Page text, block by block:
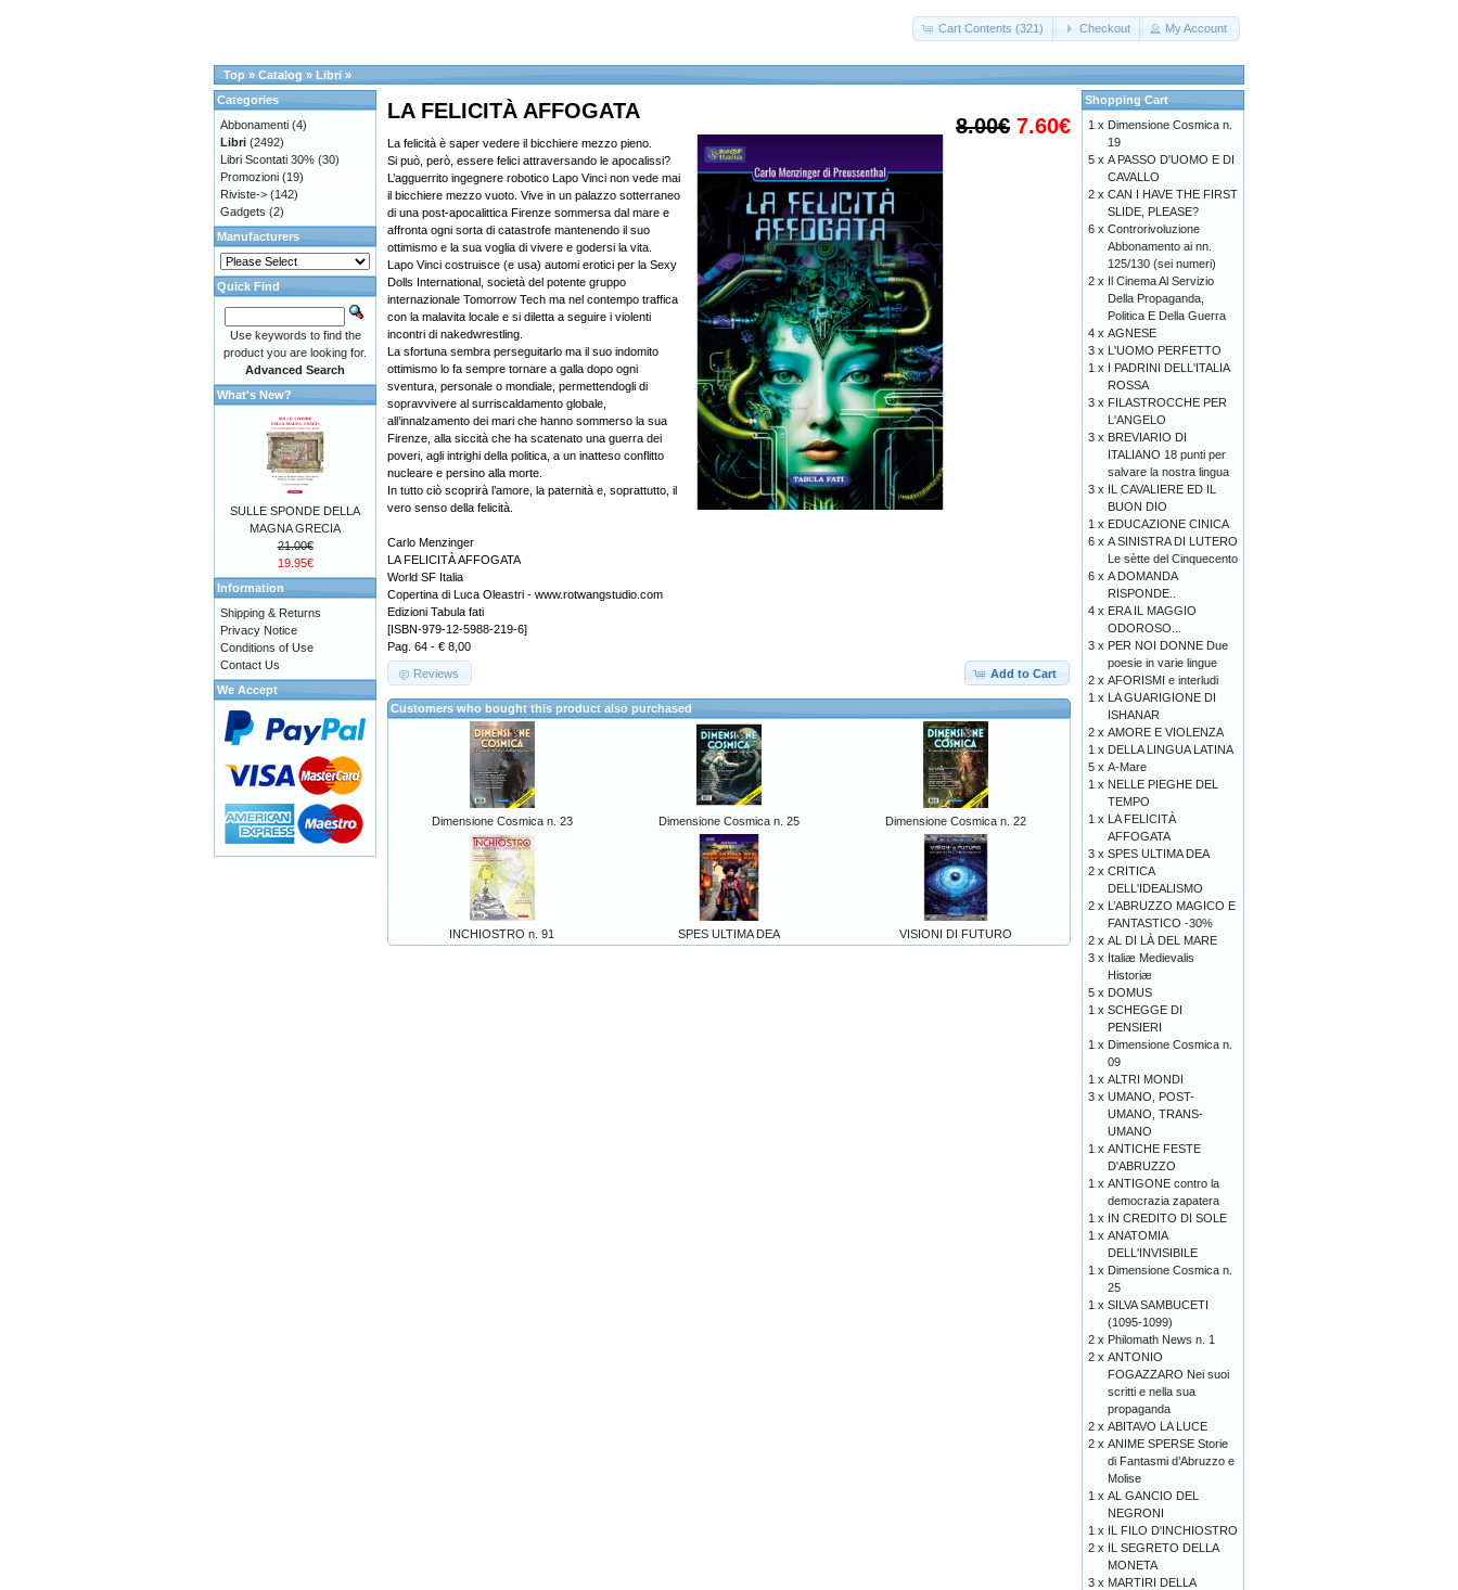
Cart Contents (321) Checkout My Account
Top » Catalog » Libri »
8.00€ 7.60€
LA FELICITÀ AFFOGATA
La felicità è saper vedere il bicchiere mezzo pieno.
Si può, però, essere felici attraversando le apocalissi?
L’agguerrito ingegnere robotico Lapo Vinci non vede mai
il bicchiere mezzo vuoto. Vive in un palazzo sotterraneo
di una post-apocalittica Firenze sommersa dal mare e
affronta ogni sorta di catastrofe mantenendo il suo
ottimismo e la sua voglia di vivere e godersi la vita.
Lapo Vinci costruisce (e usa) automi erotici per la Sexy
Dolls International, società del potente gruppo
internazionale Tomorrow Tech ma nel contempo traffica
con la malavita locale e si diletta a seguire i violenti
incontri di nakedwrestling.
La sfortuna sembra perseguitarlo ma il suo indomito
ottimismo lo fa sempre tornare a galla dopo ogni
sventura, personale o mondiale, permettendogli di
sopravvivere al surriscaldamento globale,
all’innalzamento dei mari che hanno sommerso la sua
Firenze, alla siccità che ha scatenato una guerra dei
poveri, agli intrighi della politica, a un inatteso conflitto
nucleare e persino alla morte.
In tutto ciò scoprirà l’amore, la paternità e, soprattutto, il
vero senso della felicità.
Carlo Menzinger
LA FELICITÀ AFFOGATA
World SF Italia
Copertina di Luca Oleastri - www.rotwangstudio.com
Edizioni Tabula fati
[ISBN-979-12-5988-219-6]
Pag. 64 - € 8,00
Add to Cart
Reviews
Customers who bought this product also purchased
Dimensione Cosmica n. 23 Dimensione Cosmica n. 25 Dimensione Cosmica n. 22
INCHIOSTRO n. 91 SPES ULTIMA DEA VISIONI DI FUTURO
Categories
Abbonamenti (4)
Libri (2492)
Libri Scontati 30% (30)
Promozioni (19)
Riviste-> (142)
Gadgets (2)
Manufacturers
Quick Find
Use keywords to find the
product you are looking for.
Advanced Search
What's New?
SULLE SPONDE DELLA
MAGNA GRECIA
21.00€
19.95€
Information
Shipping & Returns
Privacy Notice
Conditions of Use
Contact Us
We Accept
Shopping Cart
1 x Dimensione Cosmica n.
19
5 x A PASSO D'UOMO E DI
CAVALLO
2 x CAN I HAVE THE FIRST
SLIDE, PLEASE?
6 x Controrivoluzione
Abbonamento ai nn.
125/130 (sei numeri)
2 x Il Cinema Al Servizio
Della Propaganda,
Politica E Della Guerra
4 x AGNESE
3 x L'UOMO PERFETTO
1 x I PADRINI DELL'ITALIA
ROSSA
3 x FILASTROCCHE PER
L'ANGELO
3 x BREVIARIO DI
ITALIANO 18 punti per
salvare la nostra lingua
3 x IL CAVALIERE ED IL
BUON DIO
1 x EDUCAZIONE CINICA
6 x A SINISTRA DI LUTERO
Le sètte del Cinquecento
6 x A DOMANDA
RISPONDE..
4 x ERA IL MAGGIO
ODOROSO...
3 x PER NOI DONNE Due
poesie in varie lingue
2 x AFORISMI e interludi
1 x LA GUARIGIONE DI
ISHANAR
2 x AMORE E VIOLENZA
1 x DELLA LINGUA LATINA
5 x A-Mare
1 x NELLE PIEGHE DEL
TEMPO
1 x LA FELICITÀ
AFFOGATA
3 x SPES ULTIMA DEA
2 x CRITICA
DELL'IDEALISMO
2 x L’ABRUZZO MAGICO E
FANTASTICO -30%
2 x AL DI LÀ DEL MARE
3 x Italiæ Medievalis
Historiæ
5 x DOMUS
1 x SCHEGGE DI
PENSIERI
1 x Dimensione Cosmica n.
09
1 x ALTRI MONDI
3 x UMANO, POST-
UMANO, TRANS-
UMANO
1 x ANTICHE FESTE
D'ABRUZZO
1 x ANTIGONE contro la
democrazia zapatera
1 x IN CREDITO DI SOLE
1 x ANATOMIA
DELL'INVISIBILE
1 x Dimensione Cosmica n.
25
1 x SILVA SAMBUCETI
(1095-1099)
2 x Philomath News n. 1
2 x ANTONIO
FOGAZZARO Nei suoi
scritti e nella sua
propaganda
2 x ABITAVO LA LUCE
2 x ANIME SPERSE Storie
di Fantasmi d’Abruzzo e
Molise
1 x AL GANCIO DEL
NEGRONI
1 x IL FILO D'INCHIOSTRO
2 x IL SEGRETO DELLA
MONETA
3 x MARTIRI DELLA